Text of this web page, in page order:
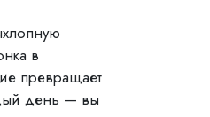
в
превращает
день — вы